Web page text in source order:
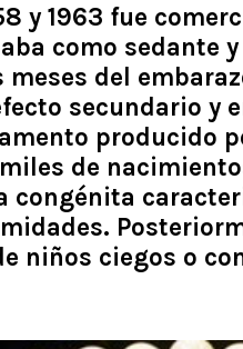
y 1963 fue
como sedante
meses del
secundario y
producido
de
congénita
niños ciegos o